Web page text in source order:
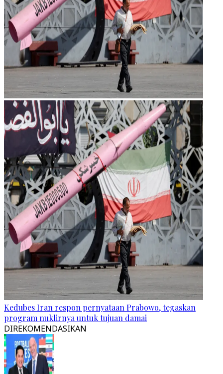
Kedubes Iran respon pernyataan Prabowo, tegaskan
program nuklirnya untuk tujuan damai
DIREKOMENDASIKAN